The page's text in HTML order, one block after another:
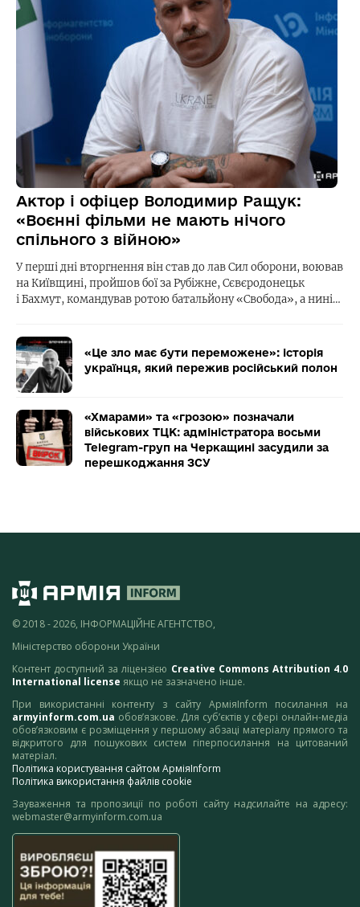
Актор і офіцер Володимир Ращук:
«Воєнні фільми не мають нічого
спільного з війною»
У перші дні вторгнення він став до лав Сил оборони, воював
на Київщині, пройшов бої за Рубіжне, Сєвєродонецьк
і Бахмут, командував ротою батальйону «Свобода», а нині…
«Це зло має бути переможене»: історія
українця, який пережив російський полон
«Хмарами» та «грозою» позначали
військових ТЦК: адміністратора восьми
Telegram-груп на Черкащині засудили за
перешкоджання ЗСУ
© 2018 - 2026, ІНФОРМАЦІЙНЕ АГЕНТСТВО,
Міністерство оборони України
Контент доступний за ліцензією Creative Commons Attribution 4.0
International license якщо не зазначено інше.
При використанні контенту з сайту АрміяInform посилання на
armyinform.com.ua обов’язкове. Для суб’єктів у сфері онлайн-медіа
обов’язковим є розміщення у першому абзаці матеріалу прямого та
відкритого для пошукових систем гіперпосилання на цитований
матеріал.
Політика користування сайтом АрміяInform
Політика використання файлів cookie
Зауваження та пропозиції по роботі сайту надсилайте на адресу:
webmaster@armyinform.com.ua